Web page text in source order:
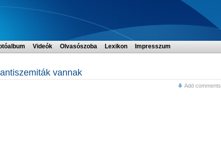
Videók Olvasószoba Lexikon Impresszum
vannak
Add comments